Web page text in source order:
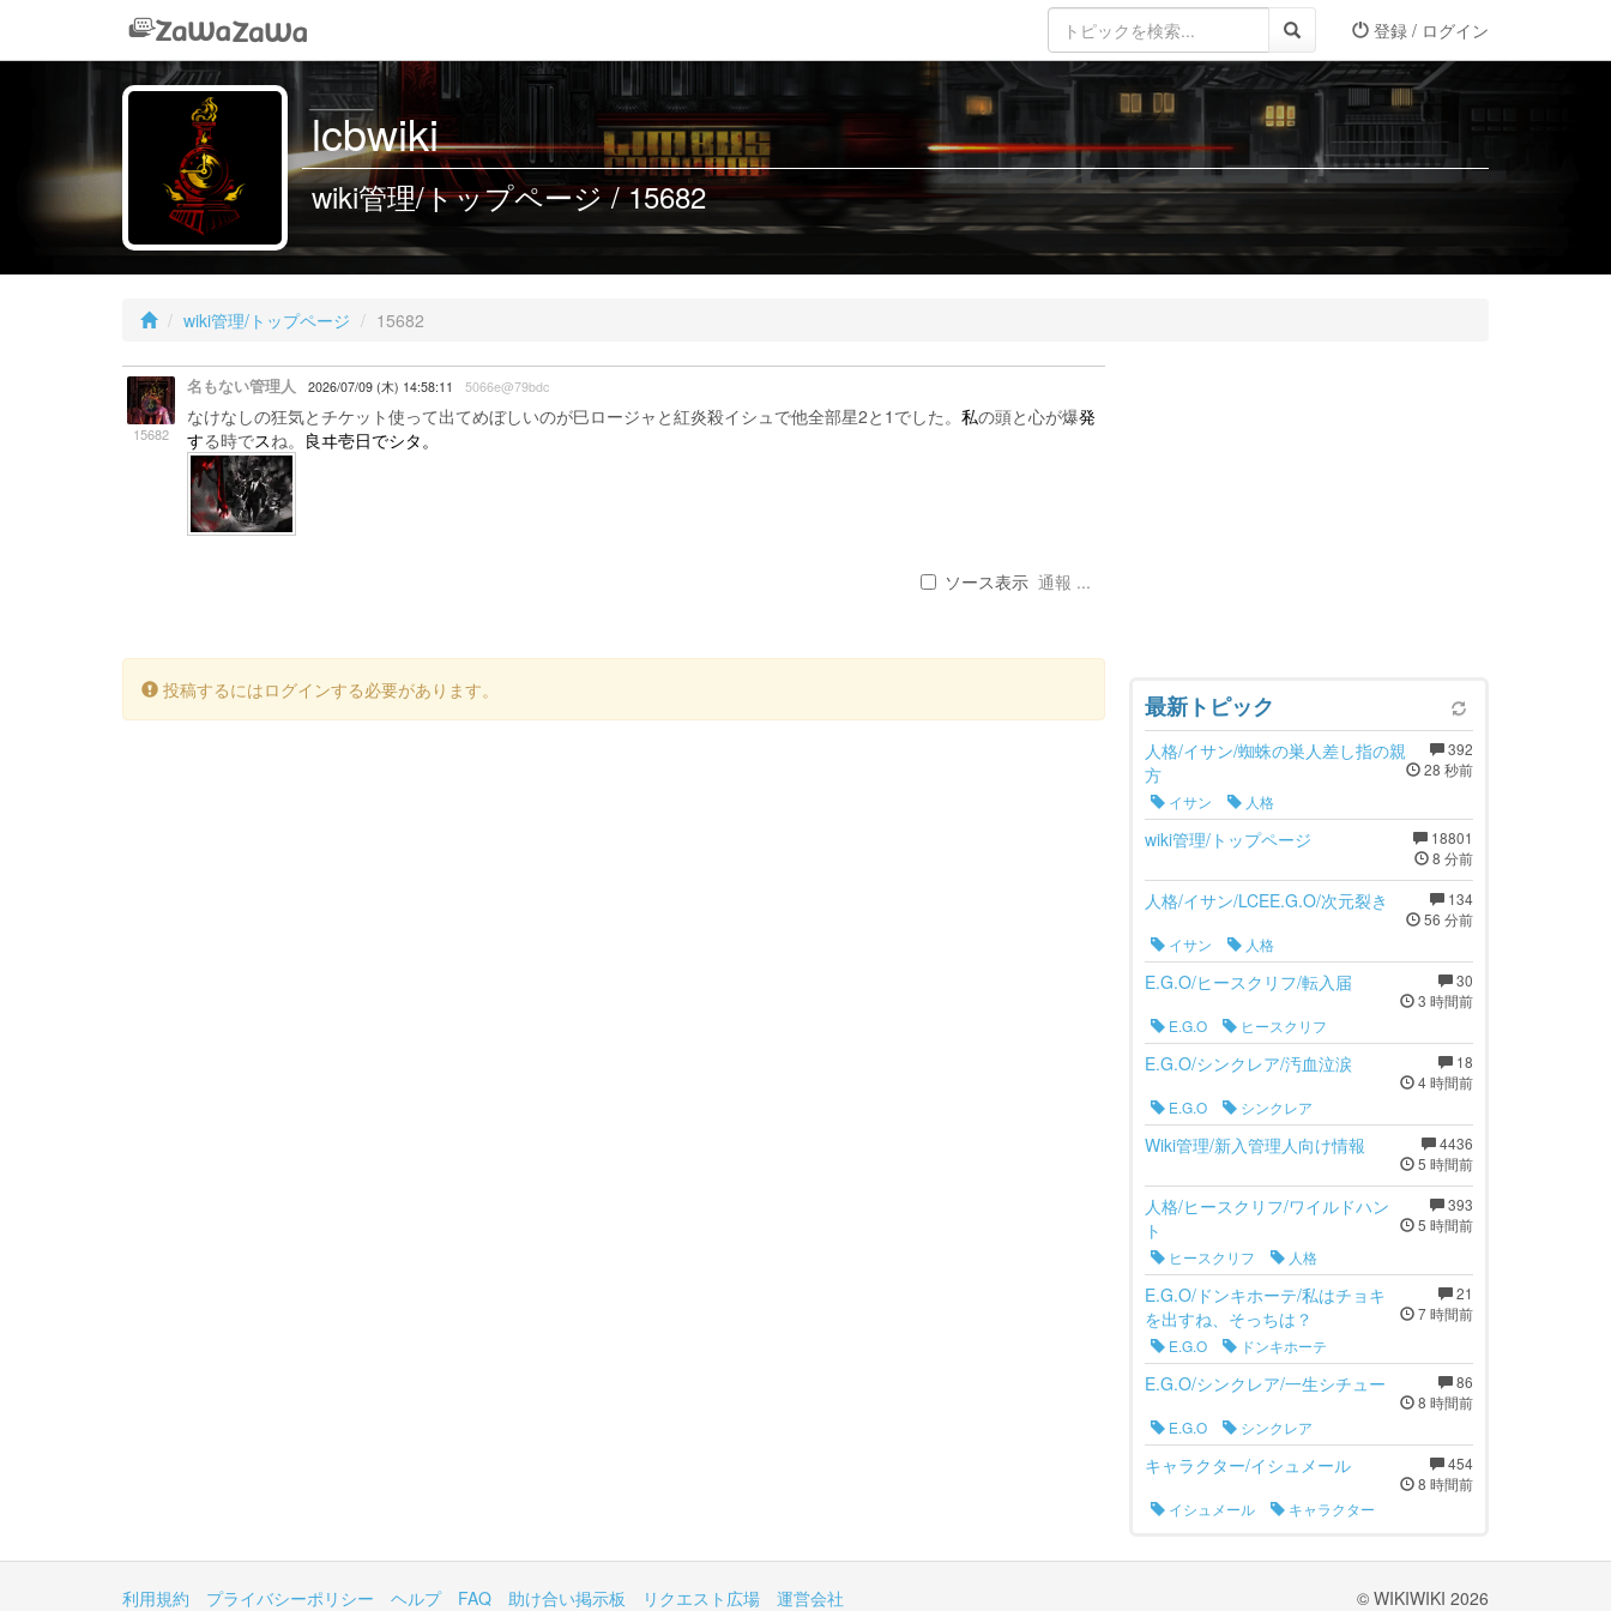
登録 / ログイン
lcbwiki
wiki管理/トップページ / 15682
wiki管理/トップページ 15682
15682
名もない管理人 2026/07/09 (木) 14:58:11 5066e@79bdc
なけなしの狂気とチケット使って出てめぼしいのが巳ロージャと紅炎殺イシュで他全部星2と1でした。 私の頭と心が爆発
する時でスね。 良ヰ壱日でシタ。
ソース表示 通報 ...
投稿するにはログインする必要があります。
最新トピック
392
28 秒前
人格/イサン/蜘蛛の巣人差し指の親
方
イサン
人格
18801
8 分前
wiki管理/トップページ
134
56 分前
人格/イサン/LCEE.G.O/次元裂き
イサン
人格
30
3 時間前
E.G.O/ヒースクリフ/転入届
E.G.O
ヒースクリフ
18
4 時間前
E.G.O/シンクレア/汚血泣涙
E.G.O
シンクレア
4436
5 時間前
Wiki管理/新入管理人向け情報
393
5 時間前
人格/ヒースクリフ/ワイルドハン
ト
ヒースクリフ
人格
21
7 時間前
E.G.O/ドンキホーテ/私はチョキ
を出すね、そっちは？
E.G.O
ドンキホーテ
86
8 時間前
E.G.O/シンクレア/一生シチュー
E.G.O
シンクレア
454
8 時間前
キャラクター/イシュメール
イシュメール キャラクター
利用規約 プライバシーポリシー ヘルプ FAQ 助け合い掲示板 リクエスト広場 運営会社 © WIKIWIKI 2026